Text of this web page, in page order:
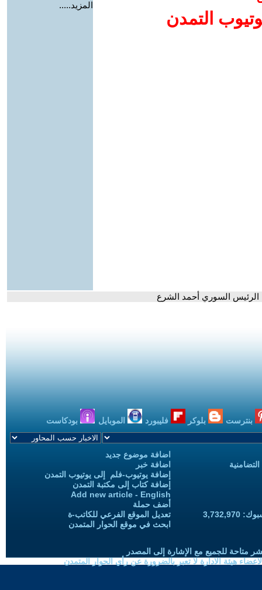
التمدن
المزيد.....
السوري أحمد الشرع
بنترست بلوكر فليبورد الموبايل بودكاست
اضافة موضوع جديد
اضافة خبر
إضافة يوتيوب-فلم إلى يوتيوب التمدن
إضافة كتاب إلى مكتبة التمدن
Add new article - English
أضف حملة
تعديل الموقع الفرعي للكاتب-ة
ابحث في موقع الحوار المتمدن
متاحة للجميع مع الإشارة إلى المصدر
هيئة الادارة لا تعبر بالضرورة عن رأي الحوار المتمدن